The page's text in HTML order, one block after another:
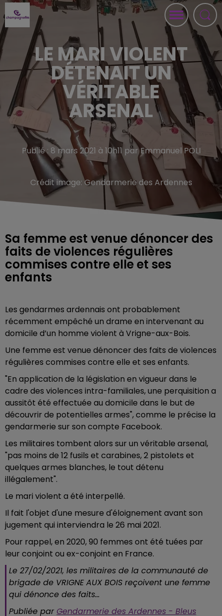
LE MARI VIOLENT
DÉTENAIT UN
VÉRITABLE
ARSENAL
Publié : 8 mars 2021 à 10h11 par Emmanuel POLI
Crédit image: Gendarmerie des Ardennes
Sa femme est venue dénoncer des
faits de violences régulières
commises contre elle et ses
enfants
Les gendarmes ardennais ont probablement
récemment empêché un drame en intervenant au
domicile d’un homme violent à Vrigne-aux-Bois.
Une femme est venue dénoncer des faits de violences
régulières commises contre elle et ses enfants.
"En application de la législation en vigueur dans le
cadre des violences intra-familiales, une perquisition a
aussitôt été effectuée au domicile dans le but de
découvrir de potentielles armes", comme le précise la
gendarmerie sur son compte Facebook.
Les militaires tombent alors sur un véritable arsenal,
"pas moins de 12 fusils et carabines, 2 pistolets et
quelques armes blanches, le tout détenu
illégalement".
Le mari violent a été interpellé.
Il fait l'objet d'une mesure d'éloignement avant son
jugement qui interviendra le 26 mai 2021.
Pour rappel, en 2020, 90 femmes ont été tuées par
leur conjoint ou ex-conjoint en France.
Le 27/02/2021, les militaires de la communauté de
brigade de VRIGNE AUX BOIS reçoivent une femme
qui dénonce des faits...
Publiée par Gendarmerie des Ardennes - Bleus